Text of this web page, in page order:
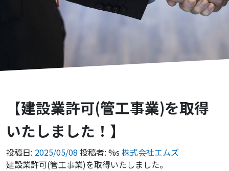
【建設業許可(管工事業)を取得
いたしました！】
投稿日: 2025/05/08 投稿者: %s 株式会社エムズ
建設業許可(管工事業)を取得いたしました。